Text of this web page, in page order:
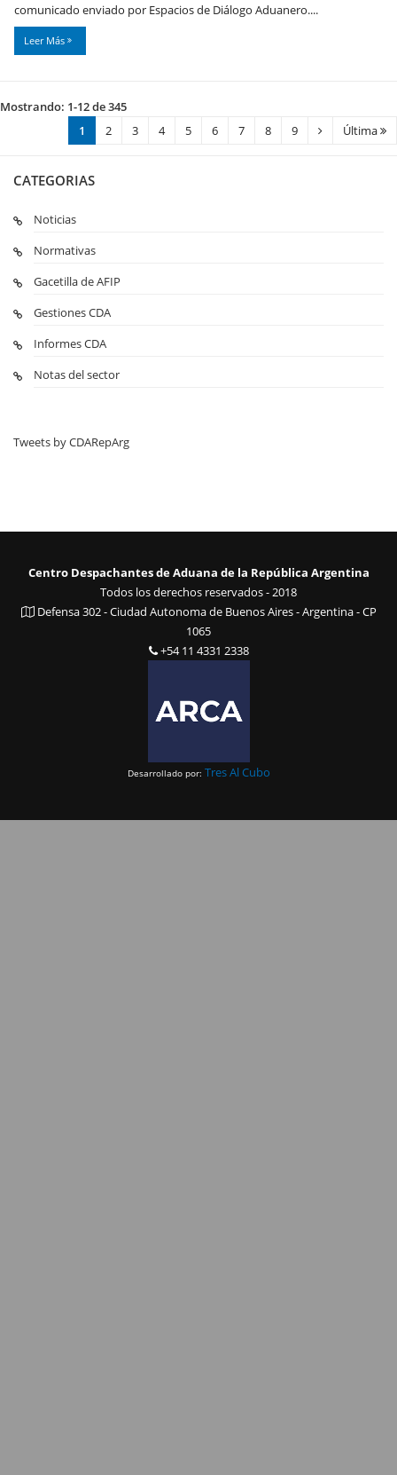
comunicado enviado por Espacios de Diálogo Aduanero....
Leer Más
Mostrando: 1-12 de 345
1
2 3 4 5 6 7 8 9 Última
CATEGORIAS
Noticias
Normativas
Gacetilla de AFIP
Gestiones CDA
Informes CDA
Notas del sector
Tweets by CDARepArg
Centro Despachantes de Aduana de la República Argentina
Todos los derechos reservados - 2018
Defensa 302 - Ciudad Autonoma de Buenos Aires - Argentina - CP
1065
+54 11 4331 2338
Desarrollado por: Tres Al Cubo